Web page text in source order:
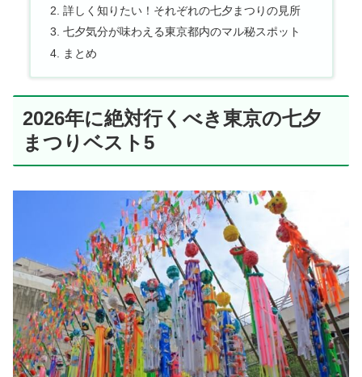
詳しく知りたい！それぞれの七夕まつりの見所
七夕気分が味わえる東京都内のマル秘スポット
まとめ
2026年に絶対行くべき東京の七夕
まつりベスト5